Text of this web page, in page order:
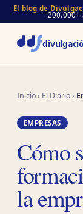
El blog de
200.000+
Inicio› El Diario›
EMPRESAS
Cómo
la